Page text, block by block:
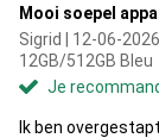
Mooi soepel
Sigrid | 12-06-
12GB/512GB Bleu
Je
Ik ben